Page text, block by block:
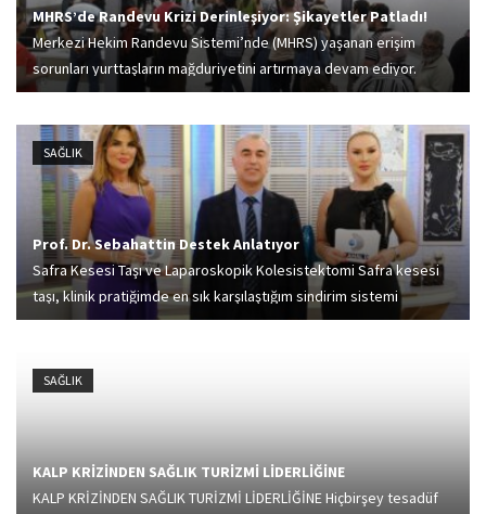
MHRS’de Randevu Krizi Derinleşiyor: Şikayetler Patladı!
Merkezi Hekim Randevu Sistemi’nde (MHRS) yaşanan erişim
sorunları yurttaşların mağduriyetini artırmaya devam ediyor.
Çözüm platformu Şikayetvar’ın verilerine göre, MHRS’ye ilişkin
şikayetler Nisan ayında, Mart ayına göre %53 artarak 107’ye
ulaştı.
SAĞLIK
Prof. Dr. Sebahattin Destek Anlatıyor
Safra Kesesi Taşı ve Laparoskopik Kolesistektomi Safra kesesi
taşı, klinik pratiğimde en sık karşılaştığım sindirim sistemi
hastalıklarından biridir. Safra kesesi, karaciğer tarafından üretilen
SAĞLIK
KALP KRİZİNDEN SAĞLIK TURİZMİ LİDERLİĞİNE
KALP KRİZİNDEN SAĞLIK TURİZMİ LİDERLİĞİNE Hiçbirşey tesadüf